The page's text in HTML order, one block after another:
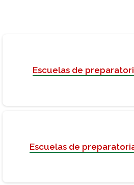
Escuelas de
Escuelas de